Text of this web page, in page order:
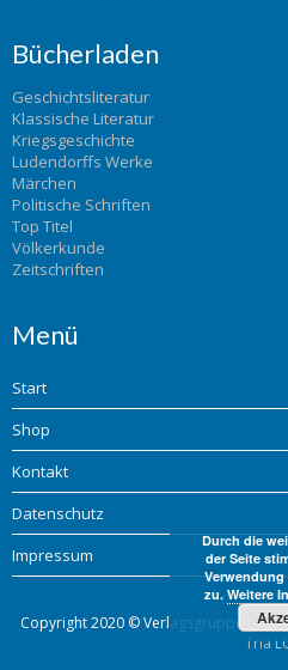
Bücherladen
Geschichtsliteratur
Klassische Literatur
Kriegsgeschichte
Ludendorffs Werke
Märchen
Politische Schriften
Top Titel
Völkerkunde
Zeitschriften
Menü
Start
Shop
Kontakt
Datenschutz
Impressum
Copyright 2020 © Verlagsgruppe
Tria
Durch die
der Seite
zu. Weitere